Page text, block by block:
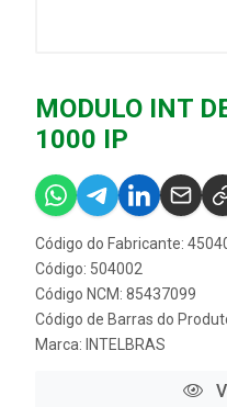
MODULO INT
1000 IP
Código do Fabricante:
Código: 504002
Código NCM: 85437099
Código de Barras do
Marca: INTELBRAS